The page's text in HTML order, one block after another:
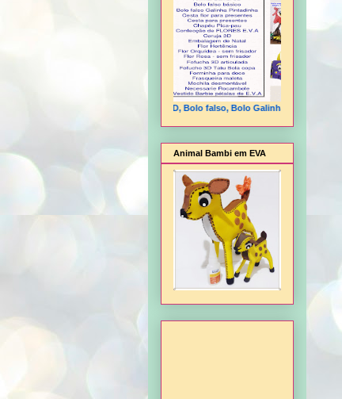
Animal Bambi 3D, Bolo falso, Bolo Galinha Pintadinha,
Animal Bambi em EVA